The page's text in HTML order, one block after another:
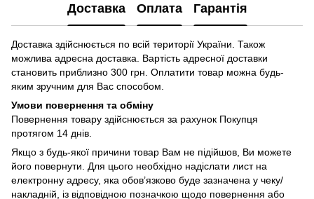
Доставка Оплата Гарантія
Доставка здійснюється по всій території України. Також
можлива адресна доставка. Вартість адресної доставки
становить приблизно 300 грн. Оплатити товар можна будь-
яким зручним для Вас способом.
Умови повернення та обміну
Повернення товару здійснюється за рахунок Покупця
протягом 14 днів.
Якщо з будь-якої причини товар Вам не підійшов, Ви можете
його повернути. Для цього необхідно надіслати лист на
електронну адресу, яка обов’язково буде зазначена у чеку/
накладній, із відповідною позначкою щодо повернення або